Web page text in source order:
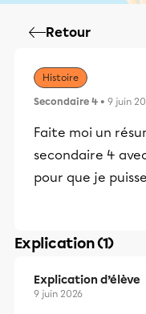
Retour
Histoire
Secondaire 4 • 9 juin
Faite moi un
secondaire 4
pour que je
Explication (1)
Explication d’élève
9 juin 2026